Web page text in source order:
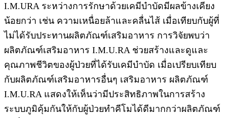
I.M.URA ระหว่างการรักษาด้วยเคมีบำบัดมีผลข้างเคียง
น้อยกว่า เช่น ความเหนื่อยล้าและคลื่นไส้ เมื่อเทียบกับผู้ที่
ไม่ได้รับประทานผลิตภัณฑ์เสริมอาหาร การวิจัยพบว่า
ผลิตภัณฑ์เสริมอาหาร I.M.U.RA ช่วยสร้างและดูและ
คุณภาพชีวิตของผู้ป่วยที่ได้รับเคมีบำบัด เมื่อเปรียบเทียบ
กับผลิตภัณฑ์เสริมอาหารอื่นๆ เสริมอาหาร ผลิตภัณฑ์
I.M.U.RA แสดงให้เห็นว่ามีประสิทธิภาพในการสร้าง
ระบบภูมิคุ้มกันให้กับผู้ป่วยทำคีโมได้ดีมากกว่าผลิตภัณฑ์